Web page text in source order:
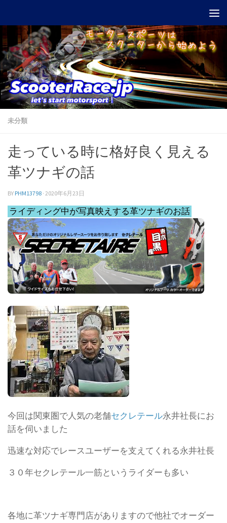
未分類
走っている時に格好良く見える
革ツナギの話
BY PHM13798 · 2020年6月23日
ライディング中が写真映えする革ツナギのお話
今回は関東圏で人気の老舗セクレテール永井社長にお
話を伺いました
迅速な対応でレースユーザーを支えてくれる永井社長
３０年セクレテール一筋というライダーも多い
各地に革ツナギ専門店がありますので他社でオーダー